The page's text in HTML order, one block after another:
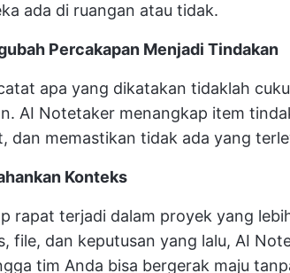
ada di ruangan atau tidak.
Percakapan Menjadi Tindakan
apa yang dikatakan tidaklah
AI Notetaker menangkap item
dan memastikan tidak ada yang
Konteks
rapat terjadi dalam proyek yang
file, dan keputusan yang lalu, AI
tim Anda bisa bergerak maju